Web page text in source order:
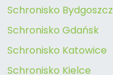
Schronisko Bydgoszcz
Schronisko Gdańsk
Schronisko Katowice
Schronisko Kielce